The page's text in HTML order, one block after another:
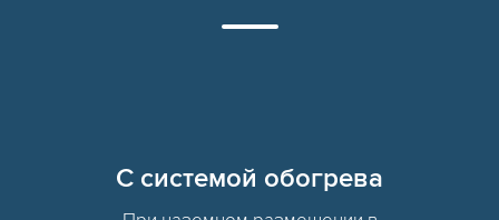
C системой обогрева